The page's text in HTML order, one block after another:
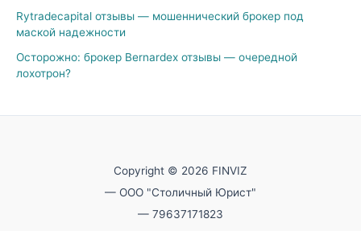
Rytradecapital отзывы — мошеннический брокер под
маской надежности
Осторожно: брокер Bernardex отзывы — очередной
лохотрон?
Copyright © 2026 FINVIZ
— ООО "Столичный Юрист"
— 79637171823